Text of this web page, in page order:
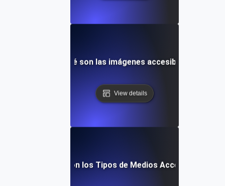
¿Qué son las imágenes accesibles?
View details
¿Qué son los Tipos de Medios Accesibles?